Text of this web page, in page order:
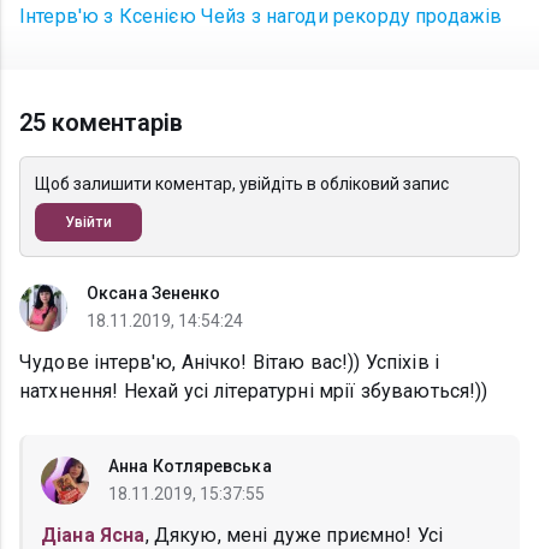
Інтерв'ю з Ксенією Чейз з нагоди рекорду продажів
25 коментарів
Щоб залишити коментар, увійдіть в обліковий запис
Увійти
Оксана Зененко
18.11.2019, 14:54:24
Чудове інтерв'ю, Анічко! Вітаю вас!)) Успіхів і
натхнення! Нехай усі літературні мрії збуваються!))
Анна Котляревська
18.11.2019, 15:37:55
Діана Ясна, Дякую, мені дуже приємно! Усі